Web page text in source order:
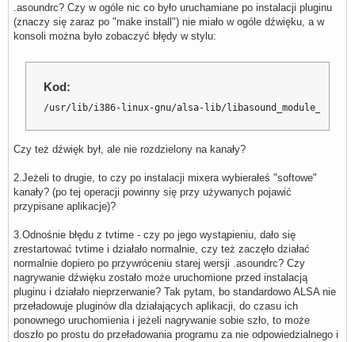
.asoundrc? Czy w ogóle nic co było uruchamiane po instalacji pluginu
(znaczy się zaraz po "make install") nie miało w ogóle dźwięku, a w
konsoli można było zobaczyć błędy w stylu:
Kod:
/usr/lib/i386-linux-gnu/alsa-lib/
Czy też dźwięk był, ale nie rozdzielony na kanały?
2.Jeżeli to drugie, to czy po instalacji mixera wybierałeś "softowe"
kanały? (po tej operacji powinny się przy używanych pojawić
przypisane aplikacje)?
3.Odnośnie błędu z tvtime - czy po jego wystąpieniu, dało się
zrestartować tvtime i działało normalnie, czy też zaczęło działać
normalnie dopiero po przywróceniu starej wersji .asoundrc? Czy
nagrywanie dźwięku zostało może uruchomione przed instalacją
pluginu i działało nieprzerwanie? Tak pytam, bo standardowo ALSA nie
przeładowuje pluginów dla działających aplikacji, do czasu ich
ponownego uruchomienia i jeżeli nagrywanie sobie szło, to może
doszło po prostu do przeładowania programu za nie odpowiedzialnego i